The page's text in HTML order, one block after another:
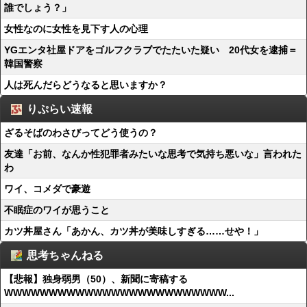
誰でしょう？」
女性なのに女性を見下す人の心理
YGエンタ社屋ドアをゴルフクラブでたたいた疑い 20代女を逮捕＝
韓国警察
人は死んだらどうなると思いますか？
りぷらい速報
ざるそばのわさびってどう使うの？
友達「お前、なんか性犯罪者みたいな思考で気持ち悪いな」言われた
わ
ワイ、コメダで豪遊
不眠症のワイが思うこと
カツ丼屋さん「あかん、カツ丼が美味しすぎる……せや！」
思考ちゃんねる
【悲報】独身弱男（50）、新聞に寄稿する
WWWWWWWWWWWWWWWWWWWWWWWWW...